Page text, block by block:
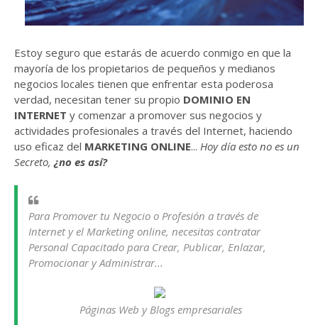
Estoy seguro que estarás de acuerdo conmigo en que la
mayoría de los propietarios de pequeños y medianos
negocios locales tienen que enfrentar esta poderosa
verdad, necesitan tener su propio DOMINIO EN
INTERNET y comenzar a promover sus negocios y
actividades profesionales a través del Internet, haciendo
uso eficaz del MARKETING ONLINE... Hoy día esto no es un
Secreto,¿no es así?
Para Promover tu Negocio o Profesión a través de
Internet y el Marketing online, necesitas contratar
Personal Capacitado para Crear, Publicar, Enlazar,
Promocionar y Administrar...
Páginas Web y Blogs empresariales